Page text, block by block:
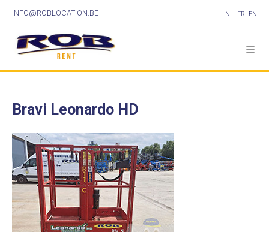
INFO@ROBLOCATION.BE NL FR EN
Bravi Leonardo HD